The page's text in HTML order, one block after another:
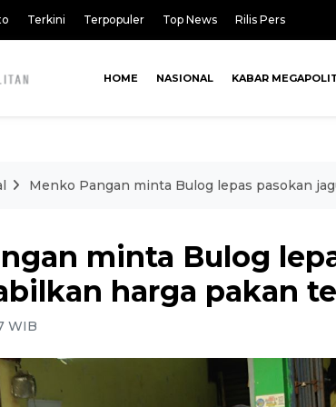
Terkini Terpopuler Top News Rilis Pers
HOME NASIONAL KABAR
Menko Pangan minta Bulog lepas pasokan
minta Bulog
harga pakan
WIB